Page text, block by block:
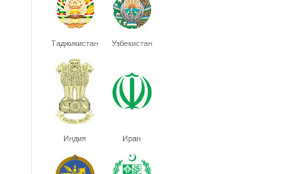
Таджикистан Узбекистан
Индия Иран